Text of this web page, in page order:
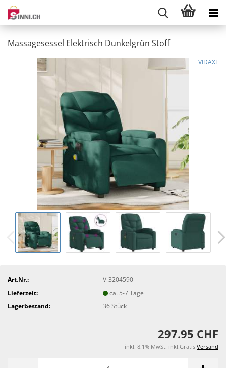
Massagesessel Elektrisch Dunkelgrün Stoff
VIDAXL
Art.Nr.:
V-3204590
Lieferzeit:
ca. 5-7 Tage
Lagerbestand:
36Stück
297.95 CHF
inkl. 8.1% MwSt. inkl.Gratis Versand